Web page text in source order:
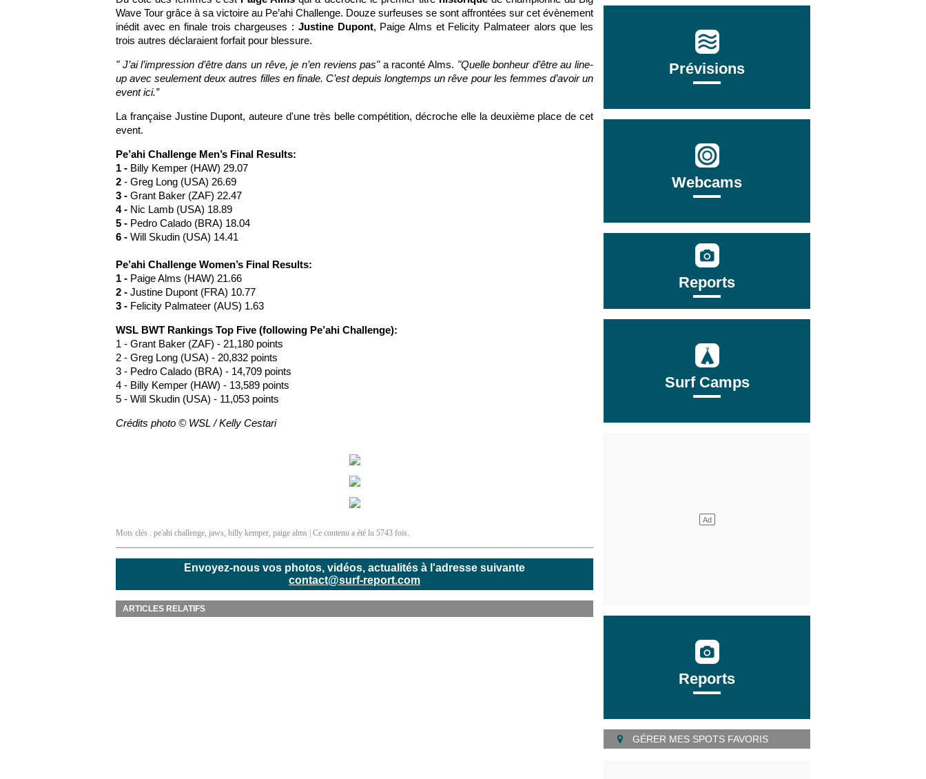
Wave Tour grâce à sa victoire au Pe’ahi Challenge. Douze surfeuses se sont affrontées sur cet évènement
inédit avec en finale trois chargeuses : Justine Dupont, Paige Alms et Felicity Palmateer alors que les
trois autres déclaraient forfait pour blessure.
" J’ai l’impression d’être dans un rêve, je n’en reviens pas"a raconté Alms. "Quelle bonheur d’être au line-
up avec seulement deux autres filles en finale. C’est depuis longtemps un rêve pour les femmes d’avoir un
event ici.”
La française Justine Dupont, auteure d'une très belle compétition, décroche elle la deuxième place de cet
event.
Pe’ahi Challenge Men’s Final Results:
1 - Billy Kemper (HAW) 29.07
2 - Greg Long (USA) 26.69
3 - Grant Baker (ZAF) 22.47
4 - Nic Lamb (USA) 18.89
5 - Pedro Calado (BRA) 18.04
6 - Will Skudin (USA) 14.41
Pe’ahi Challenge Women’s Final Results:
1 - Paige Alms (HAW) 21.66
2 - Justine Dupont (FRA) 10.77
3 - Felicity Palmateer (AUS) 1.63
WSL BWT Rankings Top Five (following Pe’ahi Challenge):
1 - Grant Baker (ZAF) - 21,180 points
2 - Greg Long (USA) - 20,832 points
3 - Pedro Calado (BRA) - 14,709 points
4 - Billy Kemper (HAW) - 13,589 points
5 - Will Skudin (USA) - 11,053 points
Crédits photo © WSL / Kelly Cestari
Mots clés : pe'ahi challenge, jaws, billy kemper, paige alms | Ce contenu a été lu 5743 fois.
Envoyez-nous vos photos, vidéos, actualités à l'adresse suivante
contact@surf-report.com
ARTICLES RELATIFS
Prévisions
Webcams
Reports
Surf Camps
Reports
GÉRER MES SPOTS FAVORIS